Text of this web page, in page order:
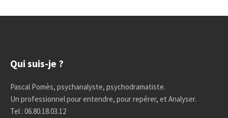
Qui suis-je ?
Pascal Pomès, psychanalyste, psychodramatiste.
Un professionnel pour entendre, pour repérer, et Analyser.
Tel : 06.80.18.03.12